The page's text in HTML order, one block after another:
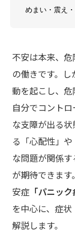
めまい・震え
不安は本来、
の働きです。
動を起こし、
自分でコント
な支障が出る
る「心配性」
な問題が関係
が期待できま
安症 「パニッ
を中心に、症
解説します。